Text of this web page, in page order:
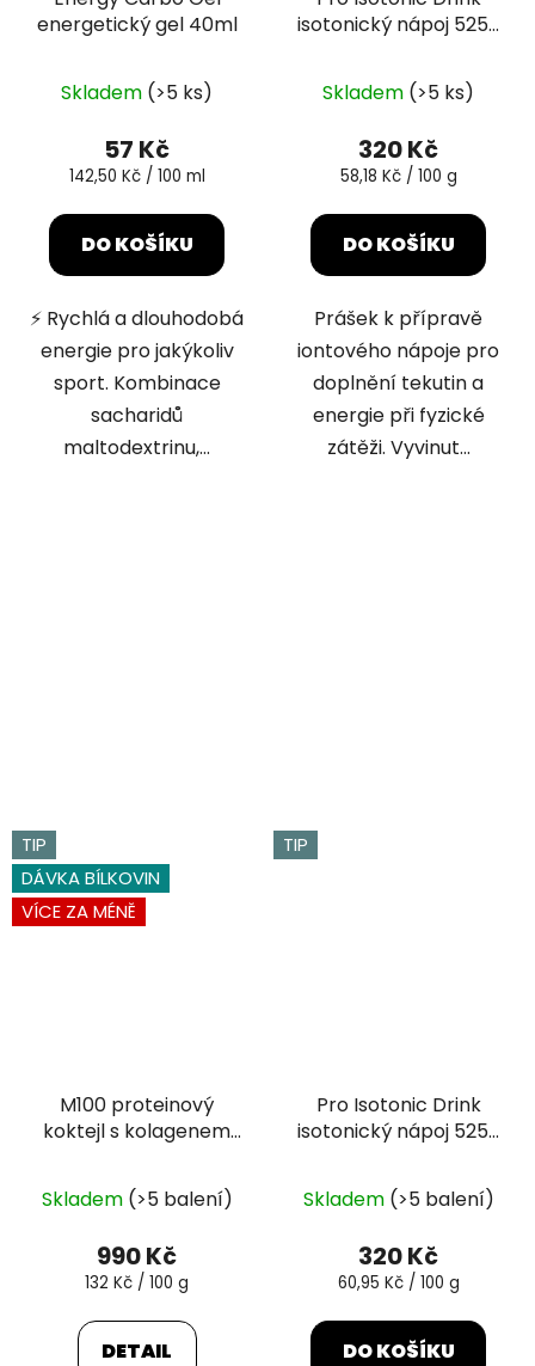
energetický gel 40ml
hodnocení
produktu
je
z
Skladem (>5 ks)
57 Kč
Měrná
142,50 Kč / 100 ml
DO KOŠÍKU
⚡ Rychlá a dlouhodobá
energie pro jakýkoliv
sport. Kombinace
sacharidů
maltodextrinu,...
isotonický nápoj 525g
hodnocení
produktu
je
z
Skladem (>5 ks)
320 Kč
Měrná
58,18 Kč / 100 g
DO KOŠÍKU
Prášek k přípravě
iontového nápoje pro
doplnění tekutin a
energie při fyzické
zátěži. Vyvinut...
TIP
DÁVKA BÍLKOVIN
VÍCE ZA MÉNĚ
M100 proteinový
koktejl s kolagenem
hodnocení
produktu
je
z
Skladem (>5 balení)
990 Kč
Měrná
132 Kč / 100 g
DETAIL
TIP
Pro Isotonic Drink
isotonický nápoj 525g
hodnocení
produktu
je
z
Skladem (>5 balení)
320 Kč
Měrná
60,95 Kč / 100 g
DO KOŠÍKU